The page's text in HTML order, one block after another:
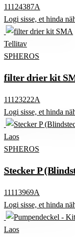
11124387A
Logi sisse, et hinda
Tellitav
SPHEROS
filter drier kit
11123222A
Logi sisse, et hinda
Laos
SPHEROS
Stecker P
11113969A
Logi sisse, et hinda
Laos